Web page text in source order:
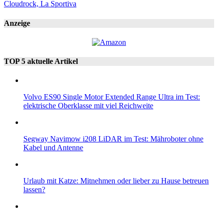
Cloudrock, La Sportiva
Anzeige
TOP 5 aktuelle Artikel
Volvo ES90 Single Motor Extended Range Ultra im Test:
elektrische Oberklasse mit viel Reichweite
Segway Navimow i208 LiDAR im Test: Mähroboter ohne
Kabel und Antenne
Urlaub mit Katze: Mitnehmen oder lieber zu Hause betreuen
lassen?